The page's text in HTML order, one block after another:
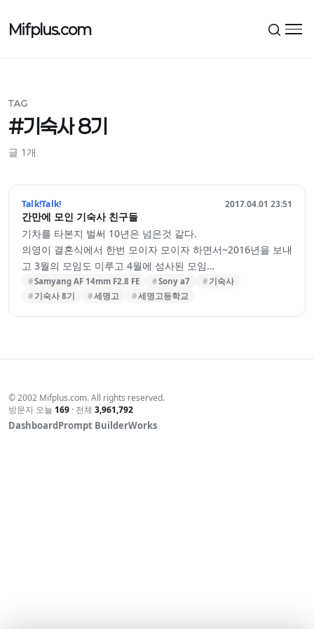
Mifplus.com
TAG
#기숙사 8기
글 1개
Talk!Talk! 2017.04.01 23:51
간만에 모인 기숙사 친구들
기차를 타본지 벌써 10년은 넘은것 같다.
의영이 결혼식에서 한번 모이자 모이자 하면서~2016년을 보내
고 3월의 모임도 미루고 4월에 성사된 모임
많은 친구들중 3명이 모였다~
이렇게 시작하는 거지..
이제 40을 넘긴 나이에 열정적으로 나만을 생각하고 친구들을
하는 사람들끼리 모이는 것도 좋을 듯~
로~
Samyang AF 14mm F2.8 FE Sony a7
기숙사
기숙사 8기
세명고 세명고등학교
© 2002 Mifplus.com. All rights reserved.
방문자 오늘 169 · 전체 3,961,792
DashboardPrompt BuilderWorks